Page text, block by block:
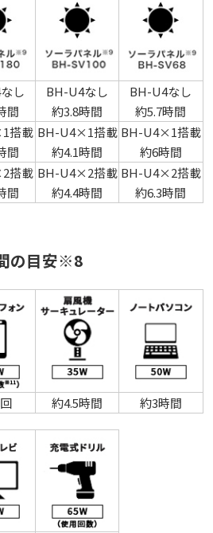
し
間
搭載
間
搭載
間
BH-U4なし
約3.8時間
BH-U4×1搭載
約4.1時間
BH-U4×2搭載
約4.4時間
BH-U4なし
約5.7時間
BH-U4×1搭載
約6時間
BH-U4×2搭載
約6.3時間
の目安※8
約4.5時間 約3時間